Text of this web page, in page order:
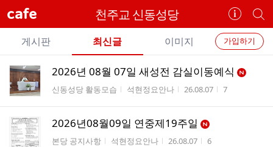
cafe 천주교 신동성당
카
페
정
보
기
개
별
카
페
카
페
메
뉴
가입하기
게시판 최신글 이미지
전
체
글
리
2026년 08월 07일 새성전 감실이동예식
게시판명
신동성당 활동모습 작성자
석현정요안나 작성시간
26.08.07 조회수
7
2026년08월09일 연중제19주일
게시판명
본당 공지사항 작성자
석현정요안나 작성시간
26.08.07 조회수
6